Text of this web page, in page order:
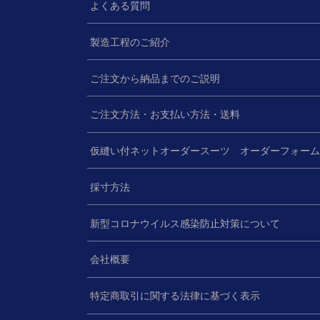
よくある質問
製造工程のご紹介
ご注文から納品までのご説明
ご注文方法・お支払い方法・送料
仮縫い付ネットオーダースーツ オーダーフォーム
採寸方法
新型コロナウイルス感染防止対策について
会社概要
特定商取引に関する法律に基づく表示